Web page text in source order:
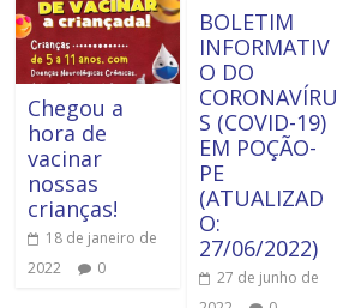
Chegou a
hora de
vacinar
nossas
crianças!
18 de janeiro de
2022
0
BOLETIM
INFORMATIV
O DO
CORONAVÍRU
S (COVID-19)
EM POÇÃO-
PE
(ATUALIZAD
O:
27/06/2022)
27 de junho de